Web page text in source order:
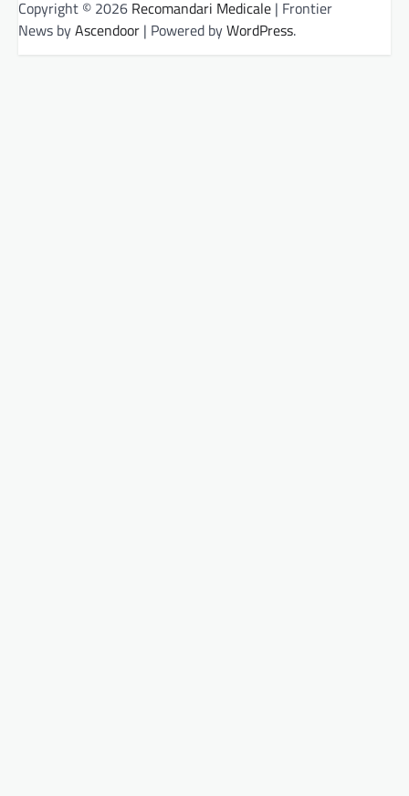
Copyright © 2026 Recomandari Medicale | Frontier
News byAscendoor | Powered byWordPress.